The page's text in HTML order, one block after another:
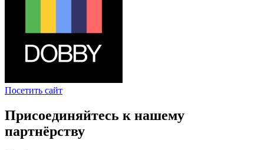
Посетить сайт
Присоединяйтесь к нашему
партнёрству